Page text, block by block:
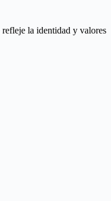
refleje la identidad y valores